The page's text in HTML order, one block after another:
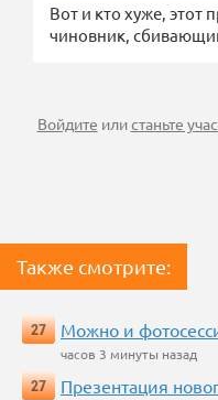
Вот и кто хуже, этот
чиновник,
Войдите илистаньте
Также смотрите:
27 Можно и
часов 3 минуты назад
27
Презентация